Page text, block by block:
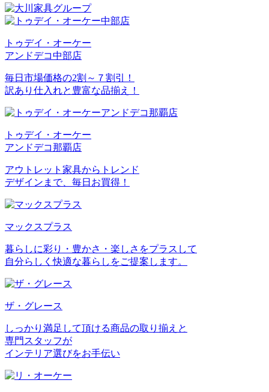
トゥデイ・オーケー
アンドデコ中部店
毎日市場価格の2割～７割引！
訳あり仕入れと豊富な品揃え！
トゥデイ・オーケー
アンドデコ那覇店
アウトレット家具からトレンド
デザインまで、毎日お買得！
マックスプラス
暮らしに彩り・豊かさ・楽しさをプラスして
自分らしく快適な暮らしをご提案します。
ザ・グレース
しっかり満足して頂ける商品の取り揃えと
専門スタッフが
インテリア選びをお手伝い